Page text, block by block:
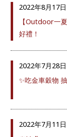
2022年8月17日
【Outdoor一
好禮！
2022年7月28日
✨吃金車穀物
2022年7月11日